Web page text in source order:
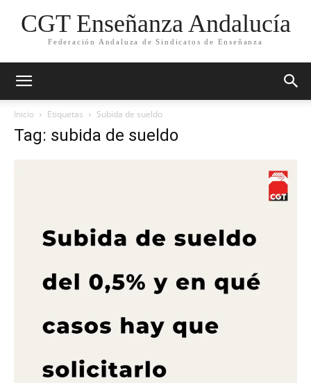
CGT Enseñanza Andalucía
Federación Andaluza de Sindicatos de Enseñanza
Inicio Etiquetas Subida de sueldo
Tag: subida de sueldo